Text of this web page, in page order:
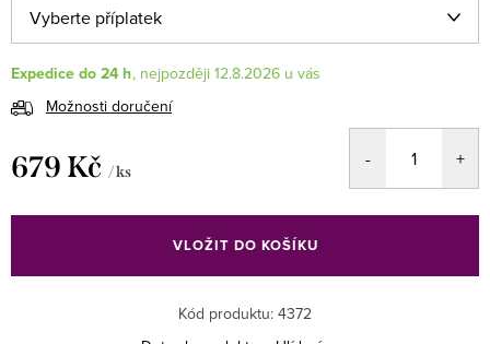
Expedice do 24 h
12.8.2026
Možnosti doručení
679 Kč / ks
cena:
VLOŽIT DO KOŠÍKU
Kód produktu: 4372